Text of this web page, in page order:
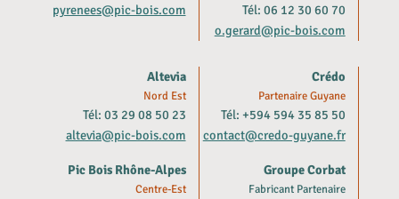
pyrenees@pic-bois.com
Tél: 06 12 30 60 70
o.gerard@pic-bois.com
Altevia
Nord Est
Tél: 03 29 08 50 23
altevia@pic-bois.com
Pic Bois Rhône-Alpes
Centre-Est
Crédo
Partenaire Guyane
Tél: +594 594 35 85 50
contact@credo-guyane.fr
Groupe Corbat
Fabricant Partenaire